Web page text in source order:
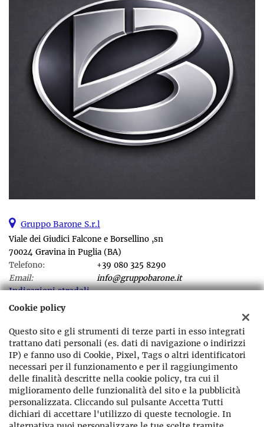
Gruppo Barone S.r.l
Viale dei Giudici Falcone e Borsellino ,sn
70024 Gravina in Puglia (BA)
Telefono:
+39 080 325 8290
Email:
info@gruppobarone.it
Indicazioni stradali
Dati fiscali:
Gruppo Barone srl
Viale dei Giudici Falcone e Borsellino ,sn Gravina in Puglia (BA)
C.F/P.IVA: 07864400721
Registro delle imprese:BA
Cookie policy
Questo sito e gli strumenti di terze parti in esso integrati
trattano dati personali (es. dati di navigazione o indirizzi
IP) e fanno uso di Cookie, Pixel, Tags o altri identificatori
necessari per il funzionamento e per il raggiungimento
delle finalità descritte nella cookie policy, tra cui il
miglioramento delle funzionalità del sito e la pubblicità
personalizzata. Cliccando sul pulsante Accetta Tutti
dichiari di accettare l'utilizzo di queste tecnologie. In